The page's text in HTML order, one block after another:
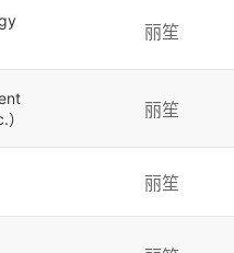
丽笙
丽笙
丽笙